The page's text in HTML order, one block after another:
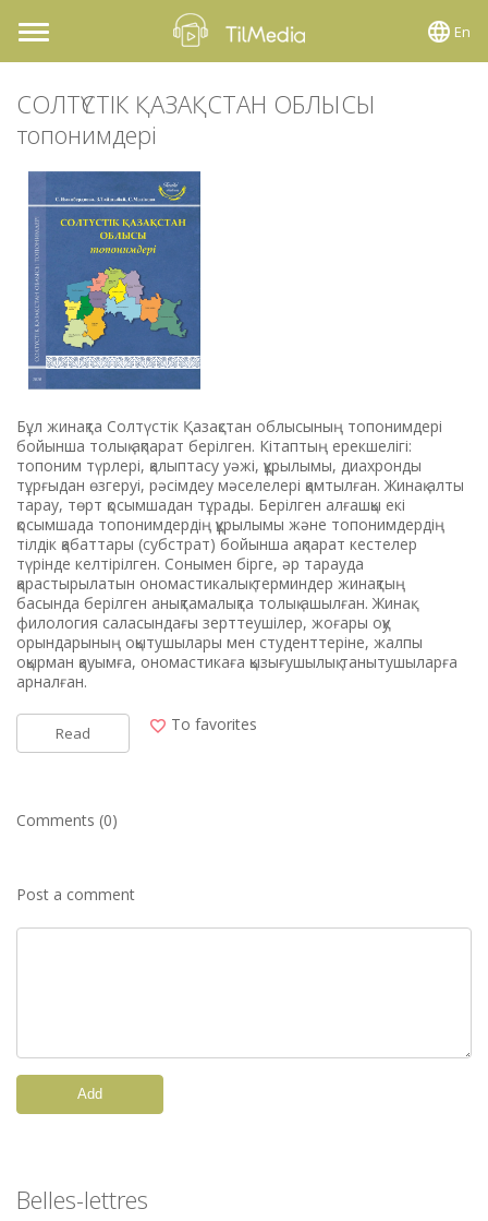
Toggle
navigation
En
СОЛТҮСТІК ҚАЗАҚСТАН ОБЛЫСЫ
топонимдері
Бұл жинақта Солтүстік Қазақстан облысының топонимдері
бойынша толық ақпарат берілген. Кітаптың ерекшелігі:
топоним түрлері, қалыптасу уәжі, құрылымы, диахронды
тұрғыдан өзгеруі, рәсімдеу мәселелері қамтылған. Жинақ алты
тарау, төрт қосымшадан тұрады. Берілген алғашқы екі
қосымшада топонимдердің құрылымы және топонимдердің
тілдік қабаттары (субстрат) бойынша ақпарат кестелер
түрінде келтірілген. Сонымен бірге, әр тарауда
қарастырылатын ономастикалық терминдер жинақтың
басында берілген анықтамалықта толық ашылған. Жинақ
филология саласындағы зерттеушілер, жоғары оқу
орындарының оқытушылары мен студенттеріне, жалпы
оқырман қауымға, ономастикаға қызығушылық танытушыларға
арналған.
Read To favorites
Comments (0)
Post a comment
Add
Belles-lettres